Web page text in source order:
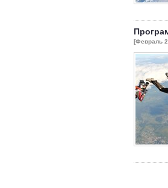
[Февраль